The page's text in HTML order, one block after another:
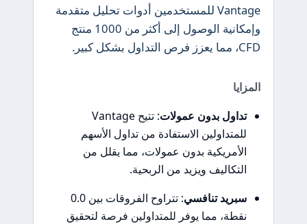
Vantage للمستخدمين أدوات تحليل متقدمة
وإمكانية الوصول إلى أكثر من 1000 منتج
CFD، مما يعزز فرص التداول بشكل كبير.
المزايا
تداول بدون عمولات
: تتيح Vantage
للمتداولين الاستفادة من تداول الأسهم
الأمريكية بدون عمولات، مما يقلل من
التكاليف ويزيد من الربحية.
سبريد تنافسي
: تتراوح الفروقات بين 0.0
نقطة، مما يوفر للمتداولين فرصة لتحقيق